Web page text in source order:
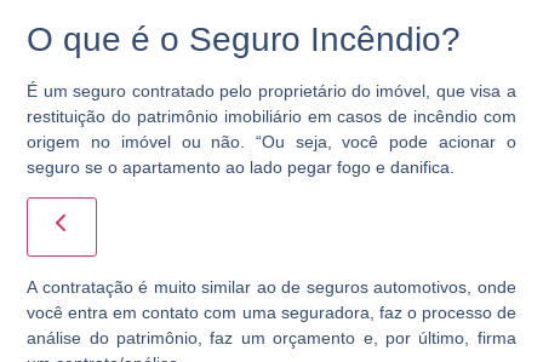
O que é o Seguro Incêndio?
É um seguro contratado pelo proprietário do imóvel, que visa a
restituição do patrimônio imobiliário em casos de incêndio com
origem no imóvel ou não. “Ou seja, você pode acionar o
seguro se o apartamento ao lado pegar fogo e danifica.
A contratação é muito similar ao de seguros automotivos, onde
você entra em contato com uma seguradora, faz o processo de
análise do patrimônio, faz um orçamento e, por último, firma